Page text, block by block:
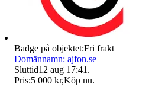
Badge på objektet:Fri frakt
Domännamn: ajfon.se
Sluttid12 aug 17:41 .
Pris:5 000 kr,Köp nu.